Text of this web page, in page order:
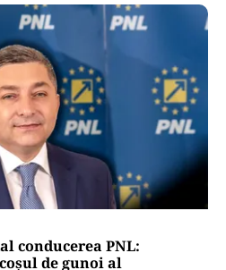
conducerea PNL:
de gunoi al